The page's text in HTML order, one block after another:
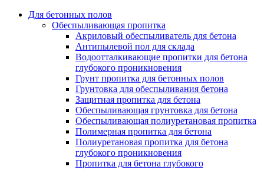
Для бетонных полов
Обеспыливающая пропитка
Акриловый обеспыливатель для бетона
Антипылевой пол для склада
Водоотталкивающие пропитки для бетона
глубокого проникновения
Грунт пропитка для бетонных полов
Грунтовка для обеспыливания бетона
Защитная пропитка для бетона
Обеспыливающая грунтовка для бетона
Обеспыливающая полиуретановая пропитка
Полимерная пропитка для бетона
Полиуретановая пропитка для бетона
глубокого проникновения
Пропитка для бетона глубокого